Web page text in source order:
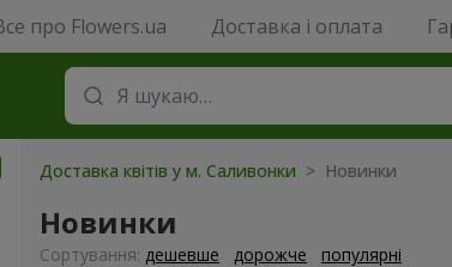
про Flowers.ua Доставка і оплата
Доставка квітів у м. Саливонки > Новинки
Новинки
Сортування: дешевше дорожче популярні